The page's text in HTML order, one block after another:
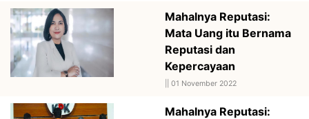
Mahalnya Reputasi:
Mata Uang itu Bernama
Reputasi dan
Kepercayaan
01 November 2022
Mahalnya Reputasi: